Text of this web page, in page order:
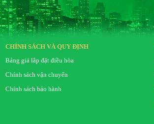
CHÍNH SÁCH VÀ QUY ĐỊNH
Bảng giá lắp đặt điều hòa
Chính sách vận chuyển
Chính sách bảo hành